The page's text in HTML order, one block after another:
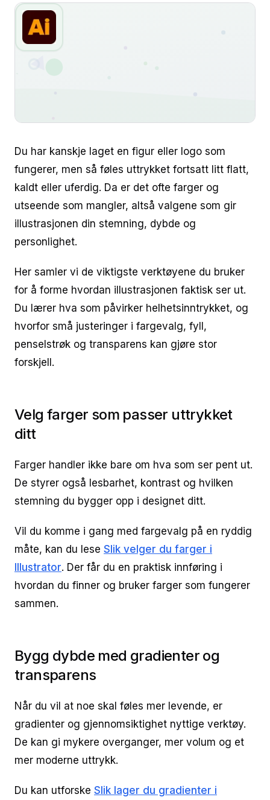
Du har kanskje laget en figur eller logo som
fungerer, men så føles uttrykket fortsatt litt flatt,
kaldt eller uferdig. Da er det ofte farger og
utseende som mangler, altså valgene som gir
illustrasjonen din stemning, dybde og
personlighet.
Her samler vi de viktigste verktøyene du bruker
for å forme hvordan illustrasjonen faktisk ser ut.
Du lærer hva som påvirker helhetsinntrykket, og
hvorfor små justeringer i fargevalg, fyll,
penselstrøk og transparens kan gjøre stor
forskjell.
Velg farger som passer uttrykket
ditt
Farger handler ikke bare om hva som ser pent ut.
De styrer også lesbarhet, kontrast og hvilken
stemning du bygger opp i designet ditt.
Vil du komme i gang med fargevalg på en ryddig
måte, kan du lese Slik velger du farger i
Illustrator. Der får du en praktisk innføring i
hvordan du finner og bruker farger som fungerer
sammen.
Bygg dybde med gradienter og
transparens
Når du vil at noe skal føles mer levende, er
gradienter og gjennomsiktighet nyttige verktøy.
De kan gi mykere overganger, mer volum og et
mer moderne uttrykk.
Du kan utforske Slik lager du gradienter i